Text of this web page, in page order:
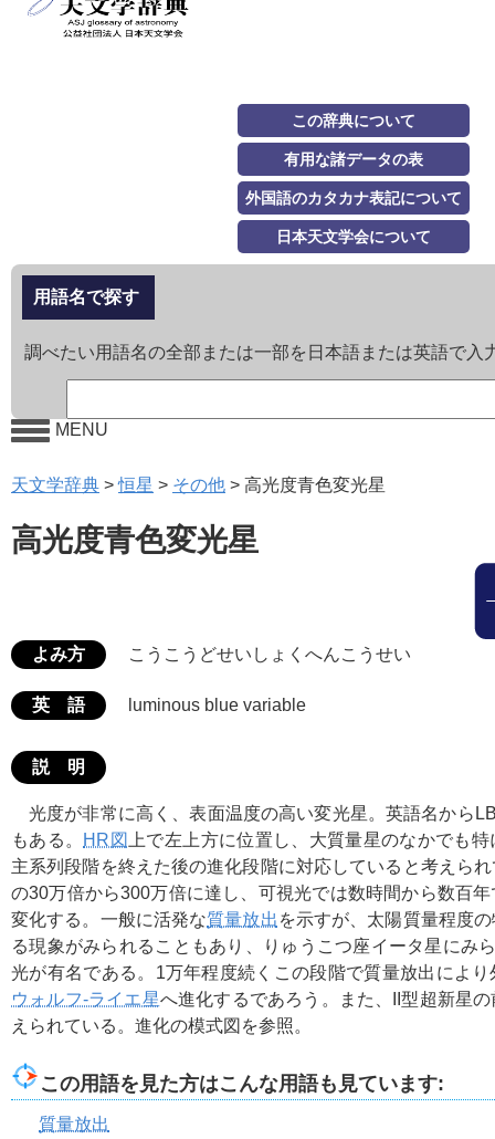
この辞典について
有用な諸データの表
外国語のカタカナ表記について
日本天文学会について
用語名で探す
調べたい用語名の全部または一部を日本語または英語で入
MENU
天文学辞典 >恒星 > その他 > 高光度青色変光星
高光度青色変光星
よみ方 こうこうどせいしょくへんこうせい
英 語 luminous blue variable
説 明
光度が非常に高く、表面温度の高い変光星。英語名から
もある。 HR図
上で左上方に位置し、大質量星のなかでも
主系列段階を終えた後の進化段階に対応していると考えら
の30万倍から300万倍に達し、可視光では数時間から数百
変化する。一般に活発な質量放出 を示すが、太陽質量程度
る現象がみられることもあり、りゅうこつ座イータ星にみ
光が有名である。1万年程度続くこの段階で質量放出によ
ウォルフ-ライエ星へ進化するであろう。また、II型超新星
えられている。進化の模式図を参照。
この用語を見た方はこんな用語も見ています:
質量放出